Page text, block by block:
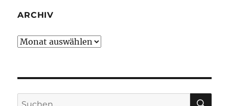
ARCHIV
Archiv
Suche